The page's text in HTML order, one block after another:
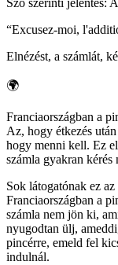
Szó szerinti jelentés:
“Excusez-moi,
Elnézést, a számlát,
🌍
Franciaországban a
Az, hogy étkezés
hogy menni kell. Ez
számla gyakran
Sok látogatónak ez
Franciaországban a
számla nem jön ki,
nyugodtan ülj,
pincérre, emeld fel
indulnál.